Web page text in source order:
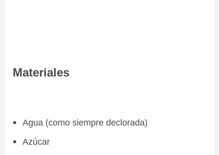
Materiales
Agua (como siempre declorada)
Azúcar